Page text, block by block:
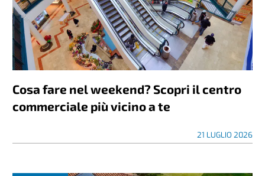
Cosa fare nel weekend? Scopri il centro
commerciale più vicino a te
21 LUGLIO 2026